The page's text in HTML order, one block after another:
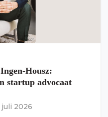
Housz:
startup advocaat
juli 2026